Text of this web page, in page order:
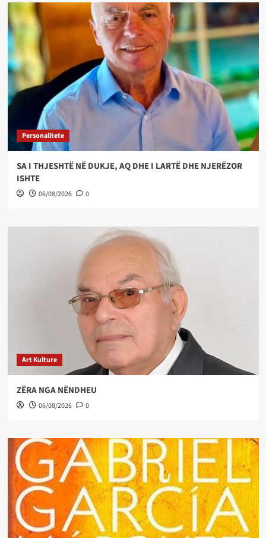
Personalitete
SA I THJESHTË NË DUKJE, AQ DHE I LARTË DHE NJERËZOR
ISHTE
06/08/2026 0
Art Kulture
ZËRA NGA NËNDHEU
06/08/2026 0